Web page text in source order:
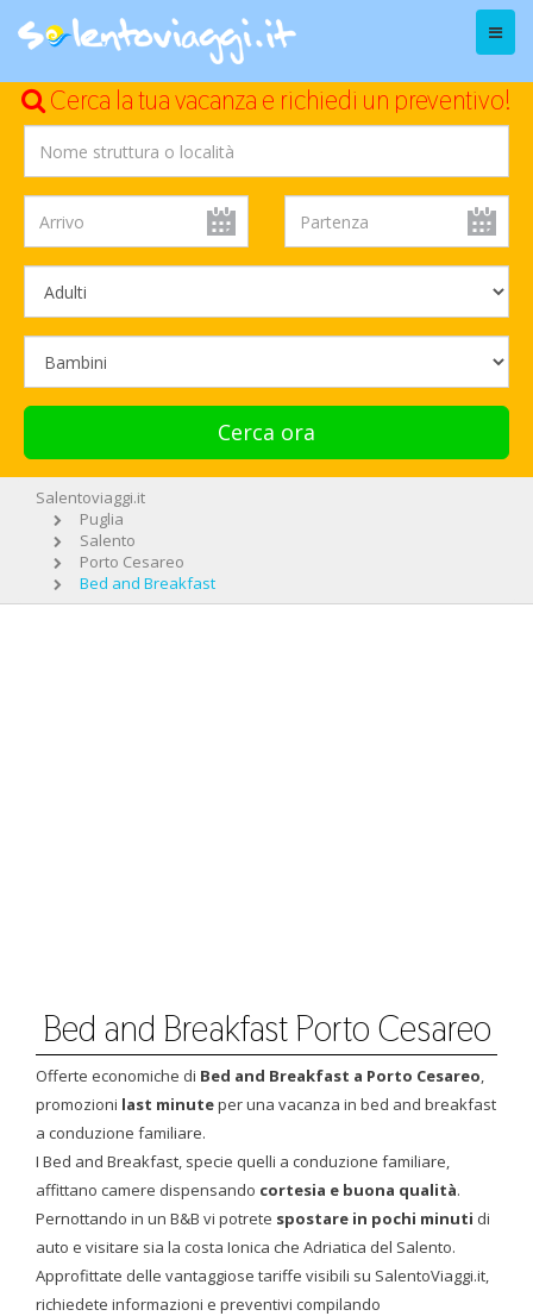
Menu
Cerca la tua vacanza e richiedi un preventivo!
Cerca ora
Salentoviaggi.it
Puglia
Salento
Porto Cesareo
Bed and Breakfast
Bed and Breakfast Porto Cesareo
Offerte economiche di Bed and Breakfast a Porto Cesareo,
promozioni last minuteper una vacanza in bed and breakfast
a conduzione familiare.
I Bed and Breakfast, specie quelli a conduzione familiare,
affittano camere dispensando cortesia e buona qualità.
Pernottando in un B&B vi potrete spostare in pochi minuti di
auto e visitare sia la costa Ionica che Adriatica del Salento.
Approfittate delle vantaggiose tariffe visibili su SalentoViaggi.it,
richiedete informazioni e preventivi compilando